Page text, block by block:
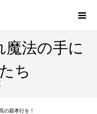
魔法の手に
ち
の親孝行を！